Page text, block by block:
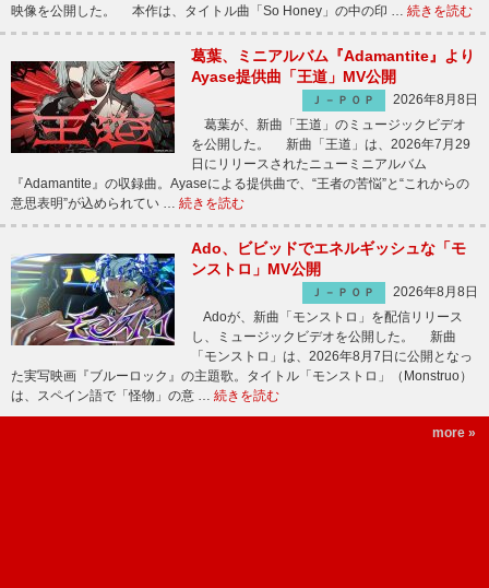
映像を公開した。 本作は、タイトル曲「So Honey」の中の印 … 続きを読む
葛葉、ミニアルバム『Adamantite』より
Ayase提供曲「王道」MV公開
Ｊ－ＰＯＰ
2026年8月8日
葛葉が、新曲「王道」のミュージックビデオ
を公開した。 新曲「王道」は、2026年7月29
日にリリースされたニューミニアルバム
『Adamantite』の収録曲。Ayaseによる提供曲で、“王者の苦悩”と“これからの
意思表明”が込められてい … 続きを読む
Ado、ビビッドでエネルギッシュな「モ
ンストロ」MV公開
Ｊ－ＰＯＰ
2026年8月8日
Adoが、新曲「モンストロ」を配信リリース
し、ミュージックビデオを公開した。 新曲
「モンストロ」は、2026年8月7日に公開となっ
た実写映画『ブルーロック』の主題歌。タイトル「モンストロ」（Monstruo）
は、スペイン語で「怪物」の意 … 続きを読む
more »